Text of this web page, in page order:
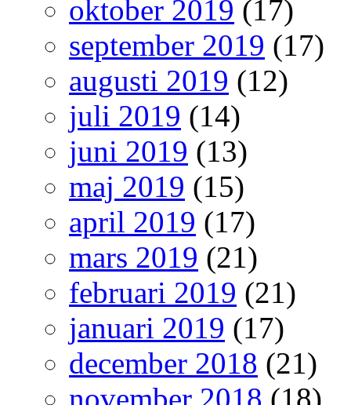
oktober 2019 (17)
september 2019 (17)
augusti 2019 (12)
juli 2019 (14)
juni 2019 (13)
maj 2019 (15)
april 2019 (17)
mars 2019 (21)
februari 2019 (21)
januari 2019 (17)
december 2018 (21)